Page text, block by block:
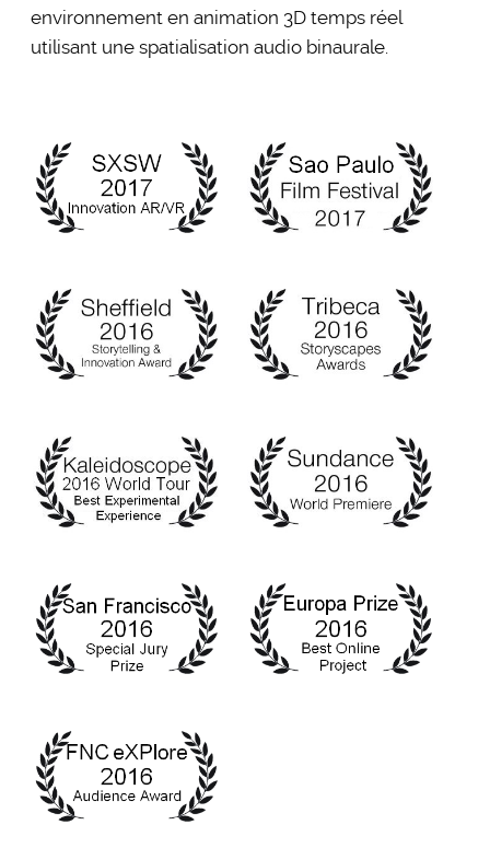
environnement en animation 3D temps réel
utilisant une spatialisation audio binaurale.